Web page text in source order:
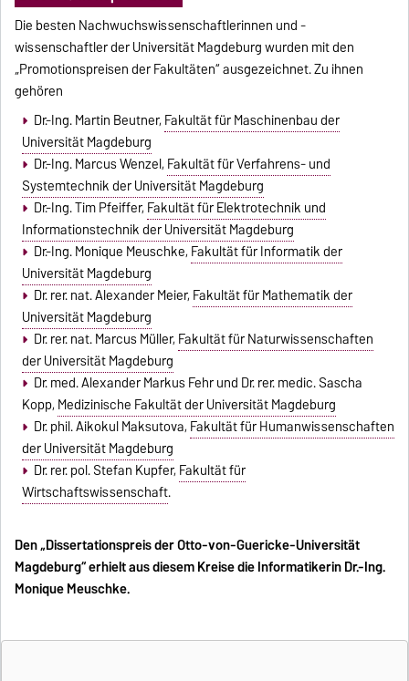
Die besten Nachwuchswissenschaftlerinnen und -
wissenschaftler der Universität Magdeburg wurden mit den
„Promotionspreisen der Fakultäten“ ausgezeichnet. Zu ihnen
gehören
Dr.-Ing. Martin Beutner, Fakultät für Maschinenbau der
Universität Magdeburg
Dr.-Ing. Marcus Wenzel, Fakultät für Verfahrens- und
Systemtechnik der Universität Magdeburg
Dr.-Ing. Tim Pfeiffer, Fakultät für Elektrotechnik und
Informationstechnik der Universität Magdeburg
Dr.-Ing. Monique Meuschke, Fakultät für Informatik der
Universität Magdeburg
Dr. rer. nat. Alexander Meier, Fakultät für Mathematik der
Universität Magdeburg
Dr. rer. nat. Marcus Müller, Fakultät für Naturwissenschaften
der Universität Magdeburg
Dr. med. Alexander Markus Fehr und Dr. rer. medic. Sascha
Kopp, Medizinische Fakultät der Universität Magdeburg
Dr. phil. Aikokul Maksutova, Fakultät für Humanwissenschaften
der Universität Magdeburg
Dr. rer. pol. Stefan Kupfer, Fakultät für
Wirtschaftswissenschaft.
Den „Dissertationspreis der Otto-von-Guericke-Universität
Magdeburg“ erhielt aus diesem Kreise die Informatikerin Dr.-Ing.
Monique Meuschke.